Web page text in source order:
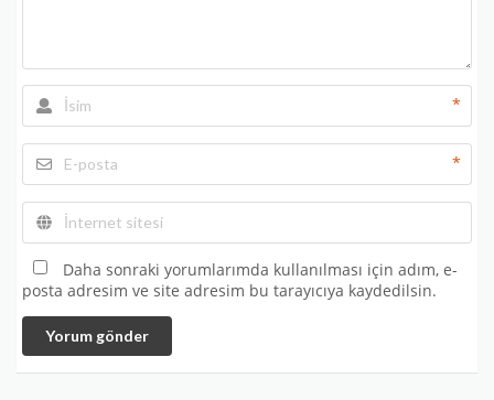
*
*
Daha sonraki yorumlarımda kullanılması için adım, e-
posta adresim ve site adresim bu tarayıcıya kaydedilsin.
Yorum gönder